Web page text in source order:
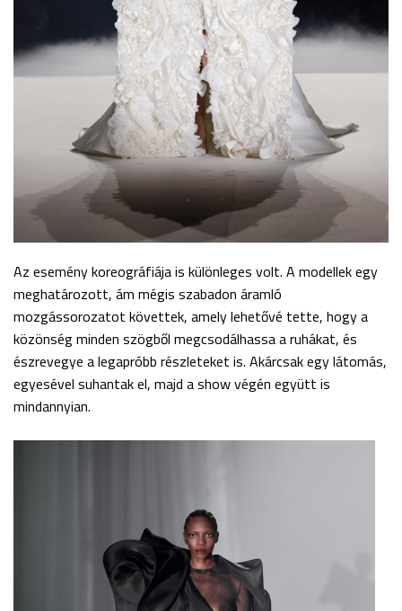
Az esemény koreográfiája is különleges volt. A modellek egy
meghatározott, ám mégis szabadon áramló
mozgássorozatot követtek, amely lehetővé tette, hogy a
közönség minden szögből megcsodálhassa a ruhákat, és
észrevegye a legapróbb részleteket is. Akárcsak egy látomás,
egyesével suhantak el, majd a show végén együtt is
mindannyian.